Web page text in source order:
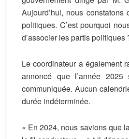
Aujourd’hui, nous
politiques. C’est pourquoi
d’associer les partis politiques
Le coordinateur a également
annoncé que l’année
communiquée. Aucun
durée indéterminée.
« En 2024, nous savions que